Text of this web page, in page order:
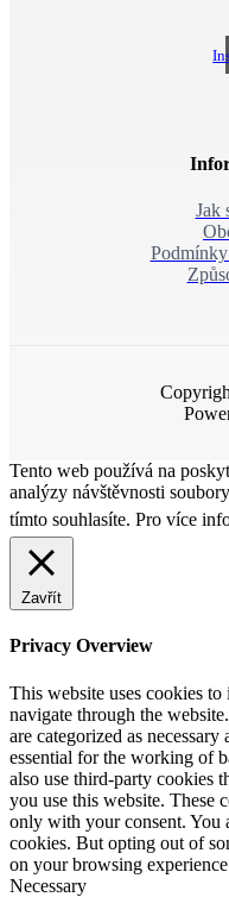
Jak
Tento web používá na
analýzy návštěvnosti
tímto souhlasíte. Pro více
Zavřít
Privacy Overview
This website uses cookies
navigate through the
are categorized as
essential for the working of
also use third-party cookies
you use this website. These
only with your consent. You
cookies. But opting out of
on your browsing
Necessary